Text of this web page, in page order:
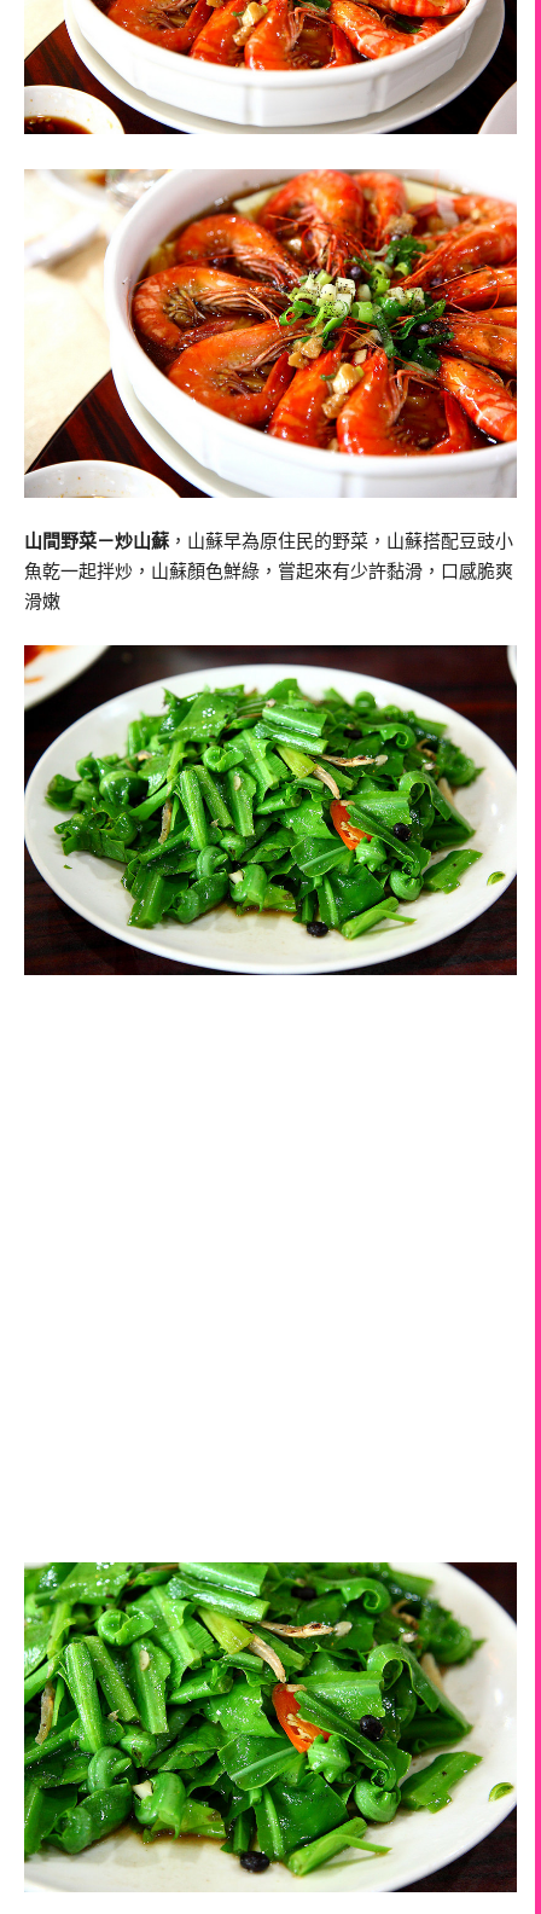
山間野菜－炒山蘇 ， 山蘇早為原住民的野菜，山蘇搭配豆豉小
魚乾一起拌炒，山蘇顏色鮮綠，嘗起來有少許黏滑，口感脆爽
滑嫩